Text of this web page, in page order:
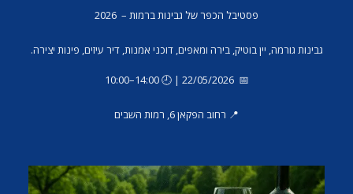
מביאים את הידע והניסיון שלנו אליכם.
בסדנאות שלנו
נחשוף בפניכם את כל הסודות של הכנת גבינות ביתיות
הסדנאות שלנו מציעות:
אווירה משפחתית וחמה.
פסטיבל הכפר של גבינות ברמות – 2026
גבינות גורמה, יין בוטיק, בירה ומאפים, דוכני אמנות, דיר עיזים, פינות יצירה.
📅 22/05/2026 | 🕘 14:00–10:00
📍 רחוב הפקאן 6, רמות השבים